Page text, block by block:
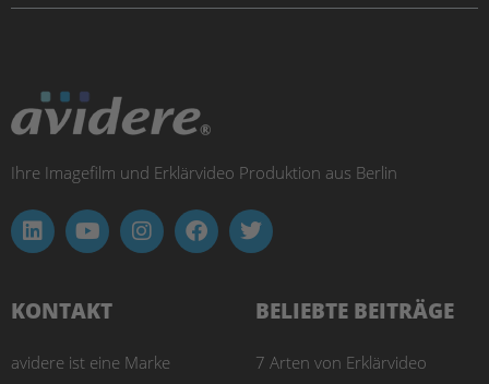
Ihre Imagefilm und Erklärvideo Produktion aus Berlin
KONTAKT
avidere ist eine Marke
BELIEBTE BEITRÄGE
7 Arten von Erklärvideo